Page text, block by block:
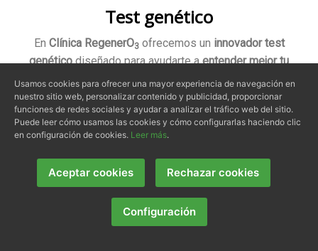
Test genético
En Clínica RegenerO3ofrecemos un innovador test
genéticodiseñado para ayudarte aentender mejor tu
cuerpoy tus necesidades individuales de salud. Este
análisis se basa enestudiar tu ADN, permitiendo
revelar información valiosa sobre predisposiciones
genéticas, reacciones a ciertos alimentos, capacidad
más.
Más información
Usamos cookies para ofrecer una mayor experiencia de navegación en
nuestro sitio web, personalizar contenido y publicidad, proporcionar
funciones de redes sociales y ayudar a analizar el tráfico web del sitio.
Puede leer cómo usamos las cookies y cómo configurarlas haciendo clic
en configuración de cookies. Leer más.
Aceptar cookies Rechazar cookies
Configuración